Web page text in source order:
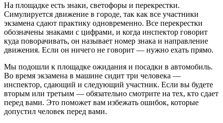
На площадке есть знаки, светофоры и перекрестки.
Симулируется движение в городе, так как все участники
экзамена сдают практику одновременно. Все перекрестки
обозначены знаками с цифрами, и когда инспектор говорит
куда поворачивать, он называет номер знака и направление
движения. Если он ничего не говорит — нужно ехать прямо.
Мы подошли к площадке ожидания и посадки в автомобиль.
Во время экзамена в машине сидит три человека —
инспектор, сдающий и следующий участник. Если вы будете
вторым или третьим — обязательно смотрите на тех, кто сдает
перед вами. Это поможет вам избежать ошибок, которые
допустил человек перед вами.